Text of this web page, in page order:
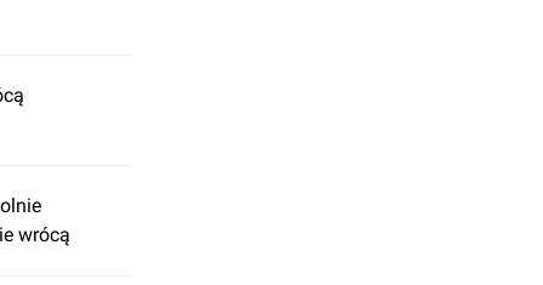
wrócą